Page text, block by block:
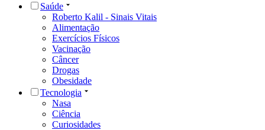
Saúde
Roberto Kalil - Sinais Vitais
Alimentação
Exercícios Físicos
Vacinação
Câncer
Drogas
Obesidade
Tecnologia
Nasa
Ciência
Curiosidades